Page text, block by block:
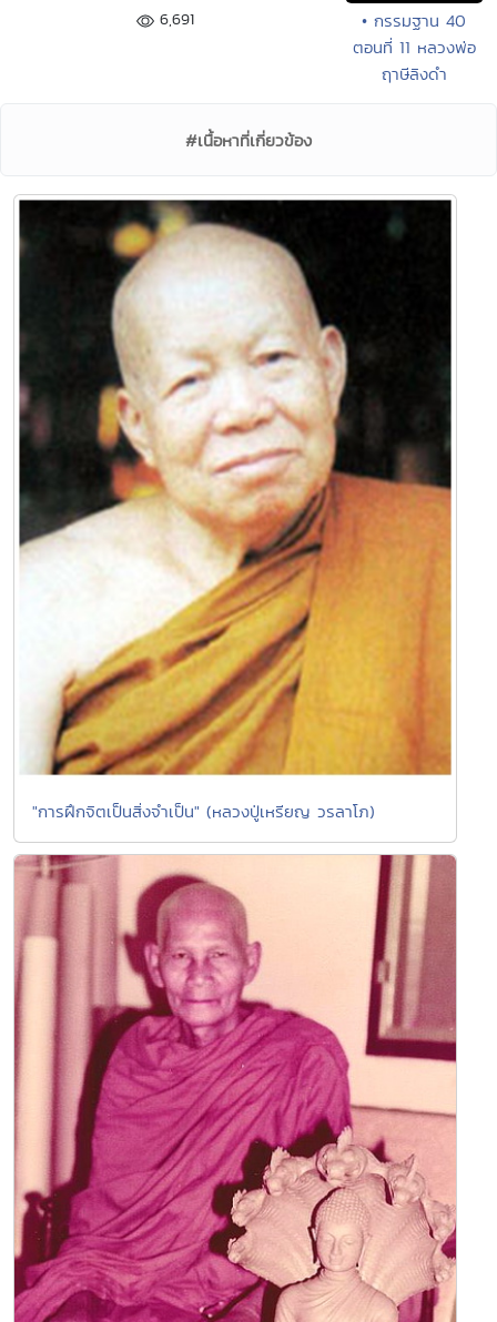
6,691
• กรรมฐาน 40
ตอนที่ 11 หลวงพ่อ
ฤาษีลิงดำ
#เนื้อหาที่เกี่ยวข้อง
"การฝึกจิตเป็นสิ่งจำเป็น" (หลวงปู่เหรียญ วรลาโภ)